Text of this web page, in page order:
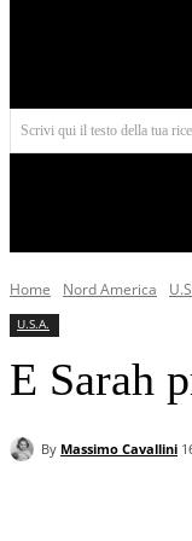
Scrivi qui il testo della tua
Home Nord America
U.S.A.
E Sarah
By Massimo Cavallini